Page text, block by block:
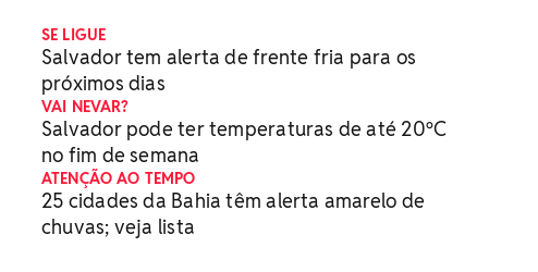
SE LIGUE
Salvador tem alerta de frente fria para os
próximos dias
VAI NEVAR?
Salvador pode ter temperaturas de até 20ºC
no fim de semana
ATENÇÃO AO TEMPO
25 cidades da Bahia têm alerta amarelo de
chuvas; veja lista